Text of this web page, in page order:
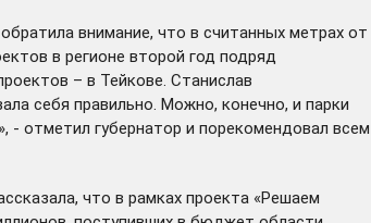
внимание, что в считанных метрах от
в регионе второй год подряд
– в Тейкове. Станислав
себя правильно. Можно, конечно, и парки
отметил губернатор и порекомендовал всем
что в рамках проекта «Решаем